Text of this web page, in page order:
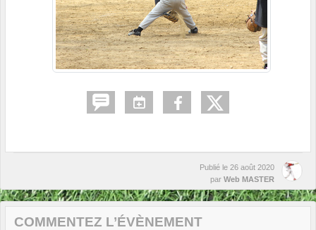
Publié le 26 août 2020
par Web MASTER
COMMENTEZ L’ÉVÈNEMENT